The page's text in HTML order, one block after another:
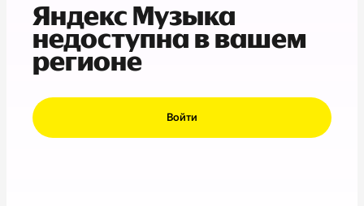
Яндекс Музыка
недоступна в вашем
регионе
Войти